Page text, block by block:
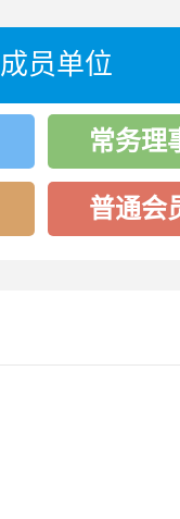
成员单位
常务理
普通会